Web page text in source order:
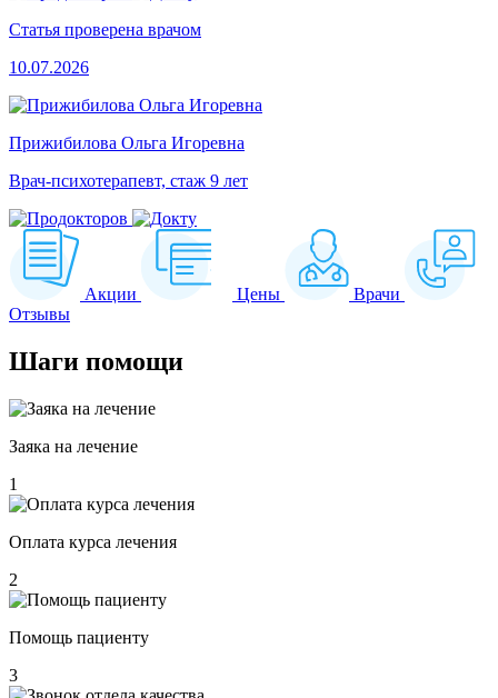
Статья проверена врачом
10.07.2026
Прижибилова Ольга Игоревна
Врач-психотерапевт, стаж 9 лет
Акции Цены
Врачи
Отзывы
Шаги помощи
Заяка на лечение
1
Оплата курса лечения
2
Помощь пациенту
3